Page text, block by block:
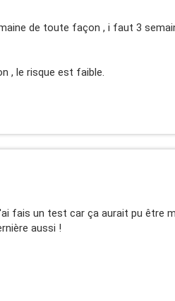
de toute façon , i faut 3
, le risque est faible.
fais un test car ça aurait pu être
aussi !